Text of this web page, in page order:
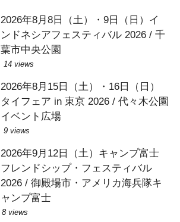
2026年8月8日（土）・9日（日）イ
ンドネシアフェスティバル 2026 / 千
葉市中央公園
14 views
2026年8月15日（土）・16日（日）
タイフェア in 東京 2026 / 代々木公園
イベント広場
9 views
2026年9月12日（土）キャンプ富士
フレンドシップ・フェスティバル
2026 / 御殿場市・アメリカ海兵隊キ
ャンプ富士
8 views